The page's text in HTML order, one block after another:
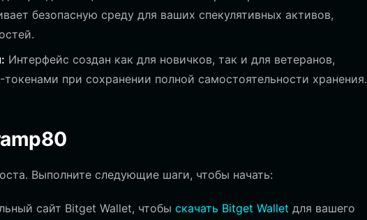
безопасную среду для ваших спекулятивных активов,
Интерфейс создан как для новичков, так и для ветеранов,
при сохранении полной самостоятельности хранения.
Выполните следующие шаги, чтобы начать:
сайт Bitget Wallet, чтобы скачать Bitget Wallet для вашего